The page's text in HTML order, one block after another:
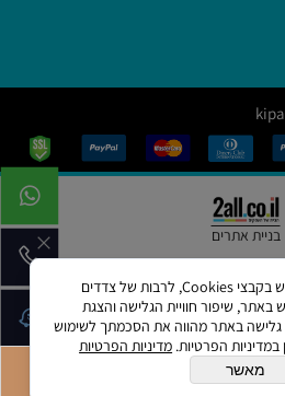
לסל
בניית אתרים
לידיעתך, באתרנו נעשה שימוש בקבצי Cookies, לרבות של צדדים
באתר, שיפור חוויית הגלישה והצגת
באתר מהווה את הסכמתך לשימוש
במדיניות הפרטיות. מדיניות הפרטיות
מאשר